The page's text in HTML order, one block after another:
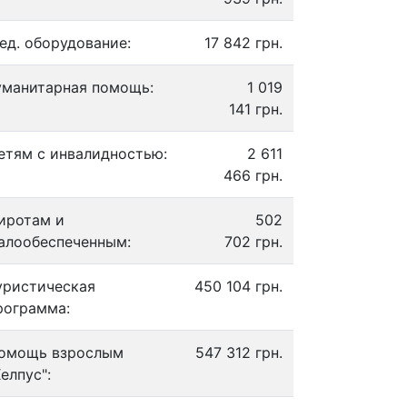
оборудование: 17 842 грн.
помощь:
1 019
141 грн.
с инвалидностью:
2 611
466 грн.
и
502
702 грн.
450 104 грн.
взрослым
547 312 грн.